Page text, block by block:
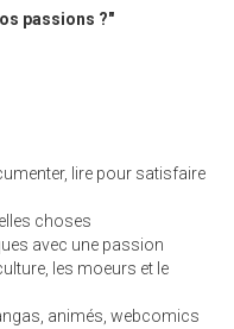
passions ?"
lire pour satisfaire
choses
avec une passion
les moeurs et le
animés, webcomics